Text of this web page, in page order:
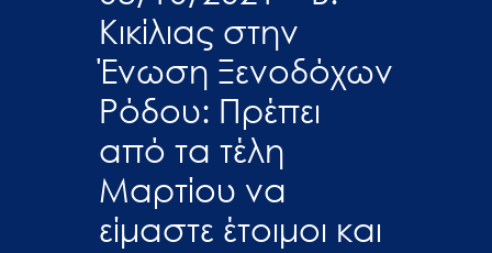
Κικίλιας στην
Ένωση Ξενοδόχων
Ρόδου: Πρέπει
από τα τέλη
Μαρτίου να
είμαστε έτοιμοι και